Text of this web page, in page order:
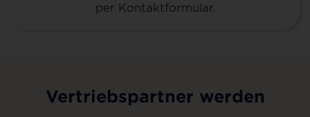
per Kontaktformular.
Vertriebspartner werden